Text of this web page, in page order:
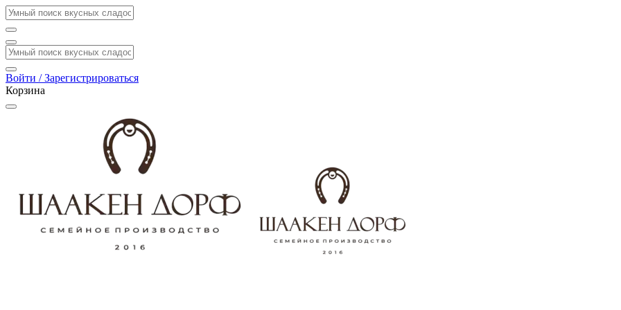
Войти / Зарегистрироваться
Корзина